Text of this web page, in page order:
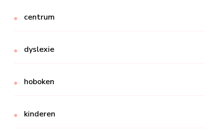
centrum
dyslexie
hoboken
kinderen